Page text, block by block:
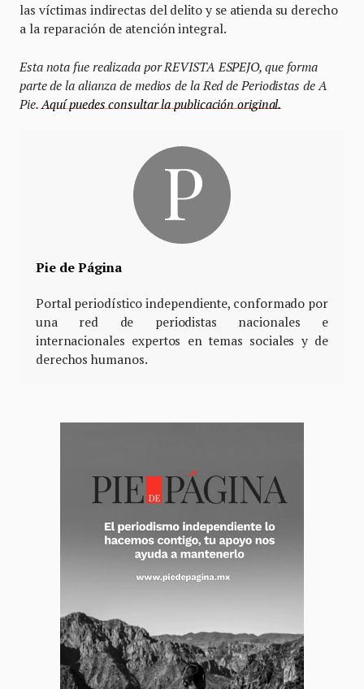
las víctimas indirectas del delito y se atienda su derecho
a la reparación de atención integral.
Esta nota fue realizada por REVISTA ESPEJO, que forma
parte de la alianza de medios de la Red de Periodistas de A
Pie. Aquí puedes consultar la publicación original.
Pie de Página
Portal periodístico independiente, conformado por
una red de periodistas nacionales e
internacionales expertos en temas sociales y de
derechos humanos.